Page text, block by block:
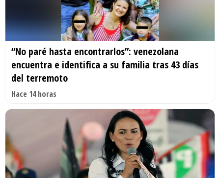
“No paré hasta encontrarlos”: venezolana
encuentra e identifica a su familia tras 43 días
del terremoto
Hace 14 horas